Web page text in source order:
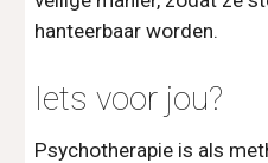
hanteerbaar worden.
Iets voor jou?
Psychotherapie is als